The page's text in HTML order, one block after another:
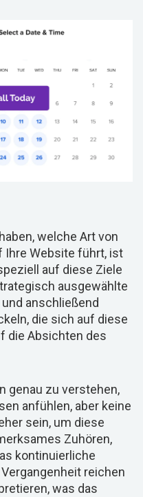
welche Art von
Ihre Website führt, ist
auf diese Ziele
ausgewählte
anschließend
die sich auf diese
die Absichten des
genau zu verstehen,
anfühlen, aber keine
sein, um diese
Zuhören,
kontinuierliche
reichen
was das